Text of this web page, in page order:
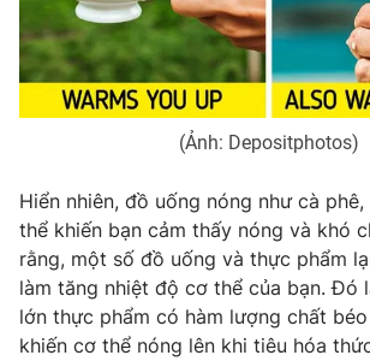
(Ảnh: Depositphotos)
Hiển nhiên, đồ uống nóng như cà
thể khiến bạn cảm thấy nóng và khó
rằng, một số đồ uống và thực phẩm
làm tăng nhiệt độ cơ thể của bạn. Đó
lớn thực phẩm có hàm lượng chất
khiến cơ thể nóng lên khi tiêu hóa